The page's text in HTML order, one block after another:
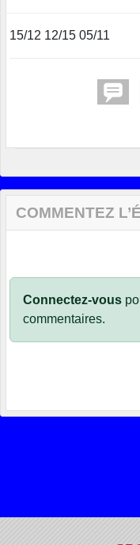
15/12 12/15 05/11
COMMENTEZ
Connectez-vous
commentaires.